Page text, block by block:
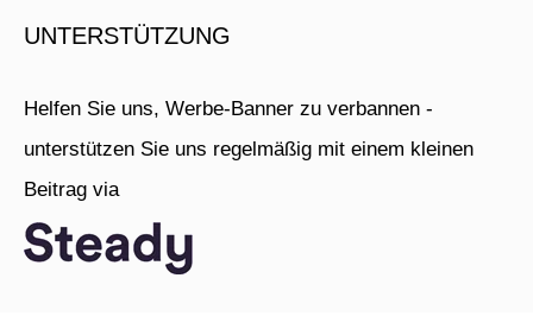
UNTERSTÜTZUNG
Helfen Sie uns, Werbe-Banner zu verbannen -
unterstützen Sie uns regelmäßig mit einem kleinen
Beitrag via